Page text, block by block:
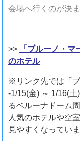
会場へ行くのが決
>>
「ブルーノ・
のホテル
※リンク先では「
-1/15(金) ～ 1/16(
るベルーナドーム
人気のホテルや空
見やすくなっていま